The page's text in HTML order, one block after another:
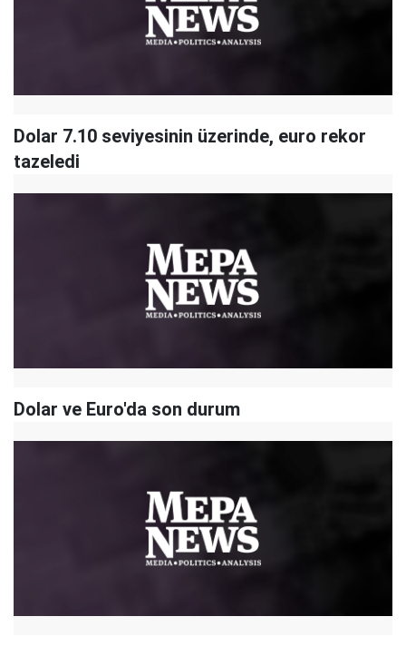
Dolar 7.10 seviyesinin üzerinde, euro rekor
tazeledi
Dolar ve Euro'da son durum